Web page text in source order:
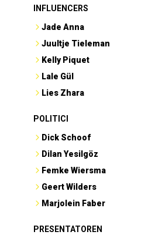
INFLUENCERS
Jade Anna
Juultje Tieleman
Kelly Piquet
Lale Gül
Lies Zhara
POLITICI
Dick Schoof
Dilan Yesilgöz
Femke Wiersma
Geert Wilders
Marjolein Faber
PRESENTATOREN